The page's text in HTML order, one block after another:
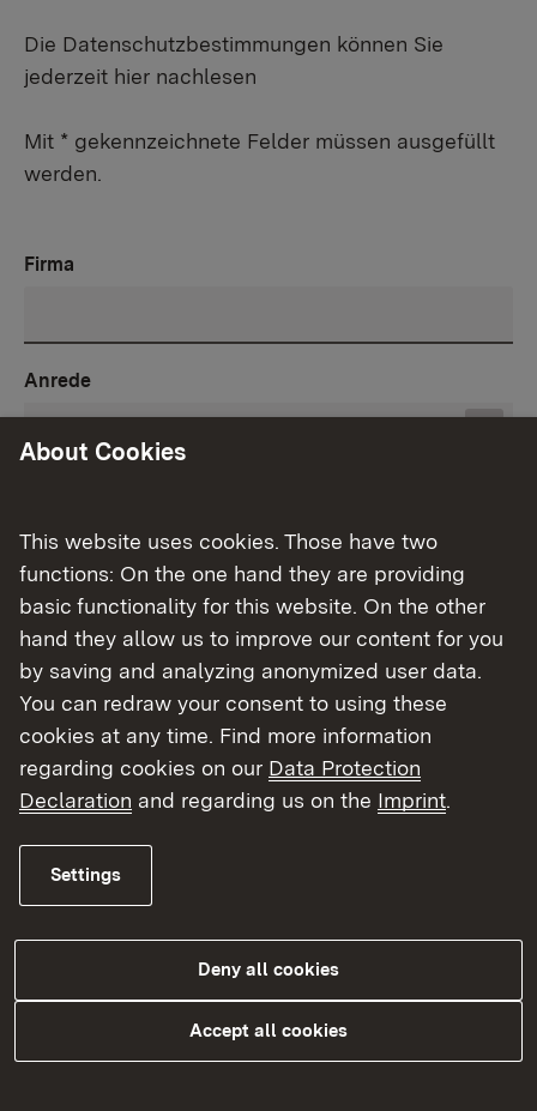
Die Datenschutzbestimmungen können Sie
jederzeit hier nachlesen
Mit * gekennzeichnete Felder müssen ausgefüllt
werden.
Firma
Anrede
Nachname*
Straße
Hausnummer
About Cookies
This website uses cookies. Those have two
functions: On the one hand they are providing
basic functionality for this website. On the other
hand they allow us to improve our content for you
by saving and analyzing anonymized user data.
You can redraw your consent to using these
cookies at any time. Find more information
regarding cookies on our Data Protection
Declaration and regarding us on the Imprint.
Settings
Deny all cookies
Accept all cookies